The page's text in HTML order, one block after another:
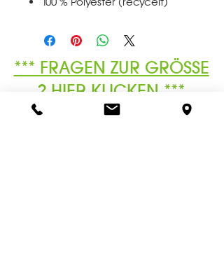
*** FRAGEN ZUR GRÖSSE
? HIER KLICKEN ***